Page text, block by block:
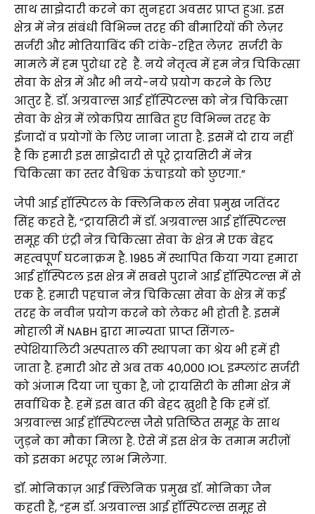
साथ साझेदारी करने का सुनहरा अवसर प्राप्त हुआ. इस
क्षेत्र में नेत्र संबंधी विभिन्न तरह की बीमारियों की लेज़र
सर्जरी और मोतियाबिंद की टांके-रहित लेज़र सर्जरी के
मामले में हम पुरोधा रहे हैं. नये नेतृत्व में हम नेत्र चिकित्सा
सेवा के क्षेत्र में और भी नये-नये प्रयोग करने के लिए
आतुर हैं. डॉ. अग्रवाल्स आई हॉस्पिटल्स को नेत्र चिकित्सा
सेवा के क्षेत्र में लोकप्रिय साबित हुए विभिन्न तरह के
ईजादों व प्रयोगों के लिए जाना जाता है. इसमें दो राय नहीं
है कि हमारी इस साझेदारी से पूरे ट्रायसिटी में नेत्र
चिकित्सा का स्तर वैश्विक ऊंचाइयो को छुएगा.”
जेपी आई हॉस्पिटल के क्लिनिकल सेवा प्रमुख जतिंदर
सिंह कहते हैं, “ट्रायसिटी में डॉ. अग्रवाल्स आई हॉस्पिटल्स
समूह की एंट्री नेत्र चिकित्सा सेवा के क्षेत्र मे एक बेहद
महत्वपूर्ण घटनाक्रम है. 1985 में स्थापित किया गया हमारा
आई हॉस्पिटल इस क्षेत्र में सबसे पुराने आई हॉस्पिटल्स में से
एक है. हमारी पहचान नेत्र चिकित्सा सेवा के क्षेत्र में कई
तरह के नवीन प्रयोग करने को लेकर भी होती है. इसमें
मोहाली में NABH द्वारा मान्यता प्राप्त सिंगल-
स्पेशियालिटी अस्पताल की स्थापना का श्रेय भी हमें ही
जाता है. हमारी ओर से अब तक 40,000 IOL इम्प्लांट सर्जरी
को अंजाम दिया जा चुका है, जो ट्रायसिटी के सीमा क्षेत्र में
सर्वाधिक है. हमें इस बात की बेहद ख़ुशी है कि हमें डॉ.
अग्रवाल्स आई हॉस्पिटल्स जैसे प्रतिष्ठित समूह के साथ
जुड़ने का मौका मिला है. ऐसे में इस क्षेत्र के तमाम मरीज़ों
को इसका भरपूर लाभ मिलेगा.
डॉ. मोनिकाज़ आई क्लिनिक प्रमुख डॉ. मोनिका जैन
कहती हैं, “हम डॉ. अग्रवाल्स आई हॉस्पिटल्स समूह से